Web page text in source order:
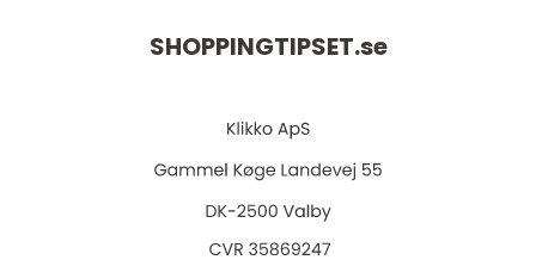
SHOPPINGTIPSET.se